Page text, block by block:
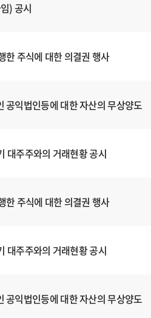
) 공시
한 주식에 대한 의결권 행사
공익법인등에 대한 자산의 무상양도
대주주와의 거래현황 공시
한 주식에 대한 의결권 행사
대주주와의 거래현황 공시
공익법인등에 대한 자산의 무상양도